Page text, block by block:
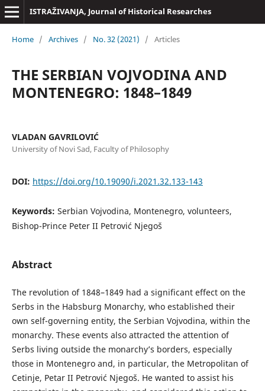
ISTRAŽIVANJA, Јournal of Historical Researches
Home / Archives / No. 32 (2021) / Articles
THE SERBIAN VOJVODINA AND
MONTENEGRO: 1848–1849
VLADAN GAVRILOVIĆ
University of Novi Sad, Faculty of Philosophy
DOI: https://doi.org/10.19090/i.2021.32.133-143
Keywords: Serbian Vojvodina, Montenegro, volunteers,
Bishop-Prince Peter II Petrović Njegoš
Abstract
The revolution of 1848–1849 had a significant effect on the
Serbs in the Habsburg Monarchy, who established their
own self-governing entity, the Serbian Vojvodina, within the
monarchy. These events also attracted the attention of
Serbs living outside the monarchy’s borders, especially
those in Montenegro and, in particular, the Metropolitan of
Cetinje, Petar II Petrović Njegoš. He wanted to assist his